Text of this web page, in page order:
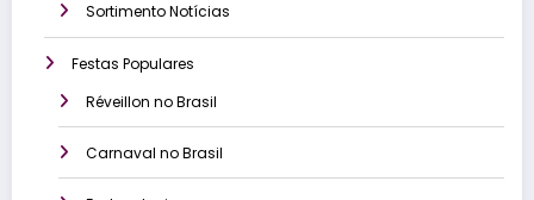
Sortimento Notícias
Festas Populares
Réveillon no Brasil
Carnaval no Brasil